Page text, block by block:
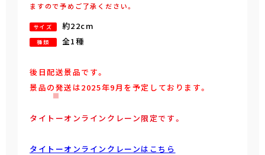
ますので予めご了承ください。
サイズ 約22cm
種類 全1種
後日配送景品です。
景品の発送は2025年9月を予定しております。
タイトーオンラインクレーン限定です。
タイトーオンラインクレーンはこちら